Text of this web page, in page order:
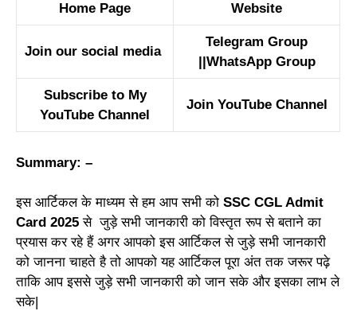
Home Page Website
Join our social media
Telegram Group
WhatsApp Group
Subscribe to My
YouTube Channel
Join YouTube Channel
Summary: –
इस आर्टिकल के माध्यम से हम आप सभी को SSC CGL Admit
Card 2025 से जुड़े सभी जानकारी को विस्तृत रूप से बताने का
प्रयास कर रहे हैं अगर आपको इस आर्टिकल से जुड़े सभी जानकारी
को जानना चाहते है तो आपको यह आर्टिकल पूरा अंत तक जरूर पढ़े
ताकि आप इससे जुड़े सभी जानकारी को जान सके और इसका लाभ ले
सके|